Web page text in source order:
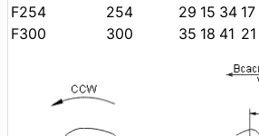
F254
254 29 15 34 17
F300
300 35 18 41 21